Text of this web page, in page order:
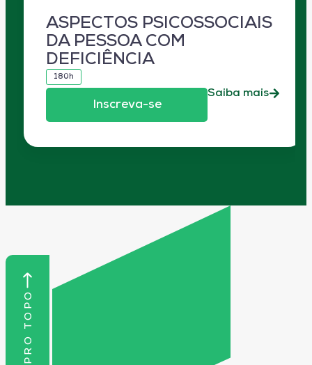
ASPECTOS PSICOSSOCIAIS
DA PESSOA COM
DEFICIÊNCIA
180h
Inscreva-se
Saiba mais